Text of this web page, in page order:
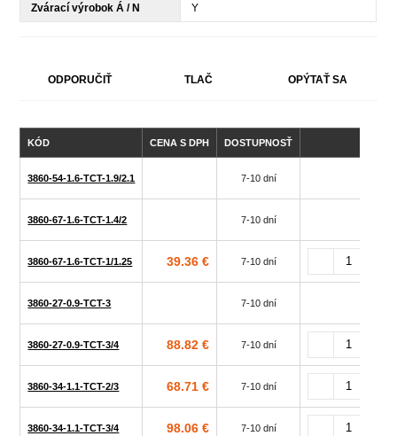
Zvárací výrobok Á / N Y
ODPORUČIŤ TLAČ OPÝTAŤ SA
KÓD CENA S DPH DOSTUPNOSŤ
3860-54-1.6-TCT-1.9/2.1 7-10 dní
3860-67-1.6-TCT-1.4/2 7-10 dní
3860-67-1.6-TCT-1/1.25 39.36 € 7-10 dní
3860-27-0.9-TCT-3 7-10 dní
3860-27-0.9-TCT-3/4 88.82 € 7-10 dní
3860-34-1.1-TCT-2/3 68.71 € 7-10 dní
3860-34-1.1-TCT-3/4 98.06 € 7-10 dní